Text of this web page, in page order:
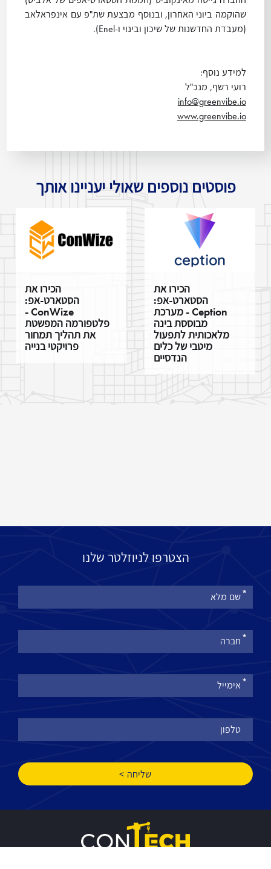
שהוקמה ביוני האחרון, ובנוסף מבצעת שת"פ עם אינפראלאב
(מעבדת החדשנות של שיכון ובינוי ו-Enel).
למידע נוסף:
רועי רשף, מנכ"ל
info@greenvibe.io
www.greenvibe.io
פוסטים נוספים שאולי יעניינו אותך
הכירו את
הסטארט-אפ:
ConWize -
פלטפורמה המפשטת
את תהליך תמחור
פרויקטי בנייה
הכירו את
הסטארט-אפ:
Ception - מערכת
מבוססת בינה
מלאכותית לתפעול
מיטבי של כלים
הנדסיים
הצטרפו לניוזלטר שלנו
אנא
מלאו
טופס
הצטרפו
לניוזלטר
שלנו